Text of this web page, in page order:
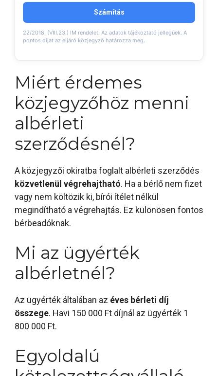
Számítás
22/2018. (VIII.23.) IM rendelet. Az adatok tájékoztató jellegűek. A
pontos díjat az eljáró közjegyző határozza meg.
Miért érdemes
közjegyzőhöz menni
albérleti
szerződésnél?
A közjegyzői okiratba foglalt albérleti szerződés
közvetlenül végrehajtható. Ha a bérlő nem fizet
vagy nem költözik ki, bírói ítélet nélkül
megindítható a végrehajtás. Ez különösen fontos
bérbeadóknak.
Mi az ügyérték
albérletnél?
Az ügyérték általában az éves bérleti díj
összege. Havi 150 000 Ft díjnál az ügyérték 1
800 000 Ft.
Egyoldalú